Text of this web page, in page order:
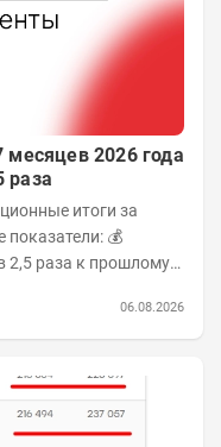
2026 года
раза
итоги за
06.08.2026